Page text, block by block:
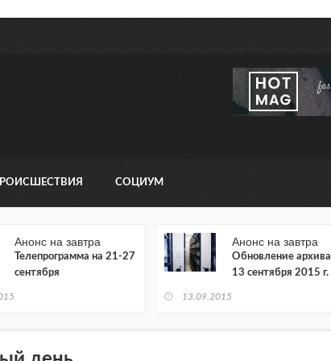
СОЦИУМ
Анонс на завтра
Телепрограмма на 21-27
сентября
Анонс на завтра
Обновление архива
13 сентября 2015 г.
13.09.2015